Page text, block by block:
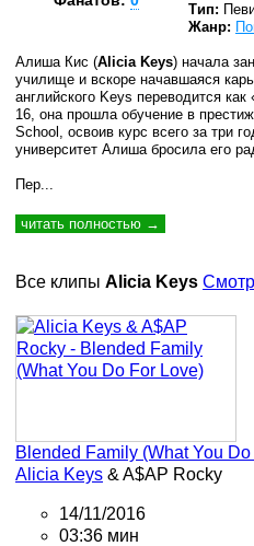
Тип:
Жанр:
Алиша Кис (Alicia Keys) начала
училище и вскоре начавшаяся
английского Keys переводится
16, она прошла обучение в
School, освоив курс всего за три
университет Алиша бросила его
Пер...
читать полностью →
Все клипы Alicia Keys
Blended Family (What You
Alicia Keys & A$AP Rocky
14/11/2016
03:36 мин